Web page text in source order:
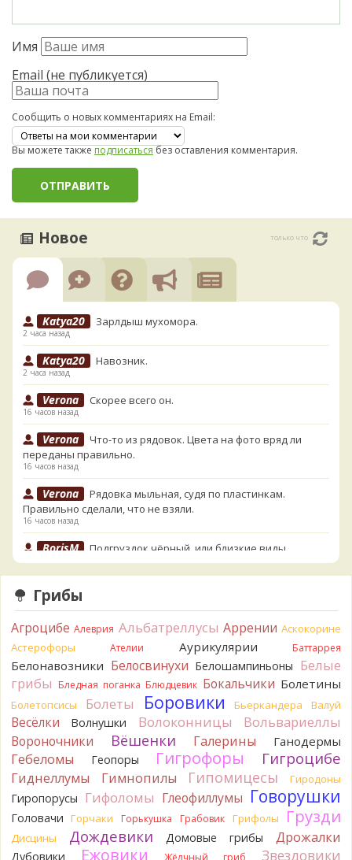
Имя
Email (не публикуется)
Сообщить о новых комментариях на Email:
Вы можете такжеподписатьсябез оставления комментария.
Новое только что
Katya20 Зарлдыш мухомора.
2 часа назад
Katya20 Навозник.
2 часа назад
Verona Скорее всего он.
16 часов назад
Verona
Что-то из рядовок. Цвета на фото вряд ли
переданы правильно.
16 часов назад
Verona
Рядовка мыльная, судя по пластинкам.
Правильно сделали, что не взяли.
16 часов назад
BorisM Подгруздок чёрный, или близкие виды
BorisM
17 часов назад
Кирилл
Вони не было, но вода и гриб при варке
начали желтеть. Выкинул. Большое спасибо.
19 часов назад
Кирилл Спасибо.
19 часов назад
Tatiana_A
Да. Но они не все безоговорочно
19 часов назад
Tatiana_A
В следующий раз вырвите его целиком и
разрежьте ножку вертикально. Именно вертикально.
Пожелтение у самого основания - значит, Ш. Желтокожий,
ядовит. Иногда полезно гриб сварить, Желтокожий и еще
несколько ядовитых начинают жутко вонять химией, и
вода желтеет.
Грибы
Агроцибе Алеврия Альбатреллусы Аррении Аскокорине
Астерофоры
Ателии Аурикулярии Баттаррея
Белонавозники Белосвинухи Белошампиньоны Белые
грибы Бледная поганка Блюдцевик Бокальчики Болетины
Болетопсисы Болеты Боровики Бьеркандера Валуй
Весёлки Волнушки Волоконницы Вольвариеллы
Вороночники Вёшенки Галерины Ганодермы
Гебеломы Геопоры Гигрофоры Гигроцибе
Гиднеллумы Гимнопилы Гипомицесы Гиродоны
Гиропорусы Гифоломы Глеофиллумы Говорушки
Головачи Горчаки Горькушка Грабовик Грифолы Грузди
Дисцины Дождевики Домовые грибы Дрожалки
Дубовики Ежовики Жёлчный гриб Звездовики